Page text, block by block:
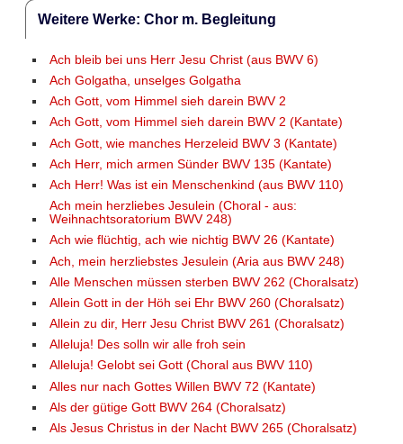
Weitere Werke: Chor m. Begleitung
Ach bleib bei uns Herr Jesu Christ (aus BWV 6)
Ach Golgatha, unselges Golgatha
Ach Gott, vom Himmel sieh darein BWV 2
Ach Gott, vom Himmel sieh darein BWV 2 (Kantate)
Ach Gott, wie manches Herzeleid BWV 3 (Kantate)
Ach Herr, mich armen Sünder BWV 135 (Kantate)
Ach Herr! Was ist ein Menschenkind (aus BWV 110)
Ach mein herzliebes Jesulein (Choral - aus:
Weihnachtsoratorium BWV 248)
Ach wie flüchtig, ach wie nichtig BWV 26 (Kantate)
Ach, mein herzliebstes Jesulein (Aria aus BWV 248)
Alle Menschen müssen sterben BWV 262 (Choralsatz)
Allein Gott in der Höh sei Ehr BWV 260 (Choralsatz)
Allein zu dir, Herr Jesu Christ BWV 261 (Choralsatz)
Alleluja! Des solln wir alle froh sein
Alleluja! Gelobt sei Gott (Choral aus BWV 110)
Alles nur nach Gottes Willen BWV 72 (Kantate)
Als der gütige Gott BWV 264 (Choralsatz)
Als Jesus Christus in der Nacht BWV 265 (Choralsatz)